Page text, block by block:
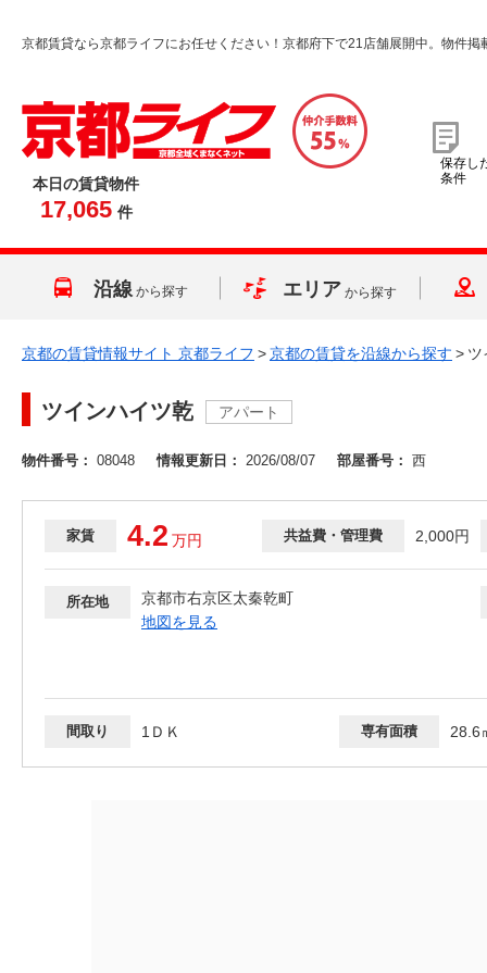
京都賃貸なら京都ライフにお任せください！京都府下で21店舗展開中。物件掲
本日の賃貸物件
17,065 件
保存し
条件
沿線 から探す エリア から探す
京都の賃貸情報サイト 京都ライフ >京都の賃貸を沿線から探す > ツ
ツインハイツ乾 アパート
物件番号： 08048 情報更新日： 2026/08/07 部屋番号： 西
家賃 4.2 万円 共益費・管理費 2,000円
所在地
京都市右京区太秦乾町
地図を見る
間取り 1ＤＫ 専有面積 28.6